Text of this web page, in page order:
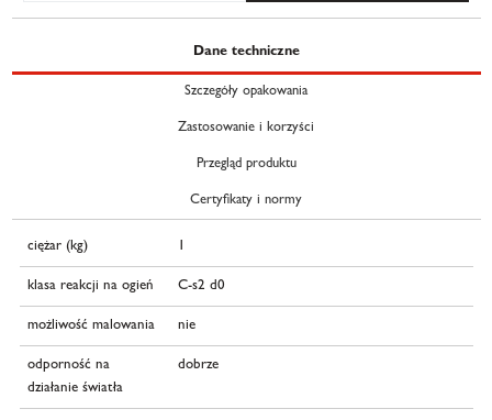
Dane techniczne
Szczegóły opakowania
Zastosowanie i korzyści
Przegląd produktu
Certyfikaty i normy
ciężar (kg) 1
klasa reakcji na ogień C-s2 d0
możliwość malowania nie
odporność na
działanie światła
dobrze